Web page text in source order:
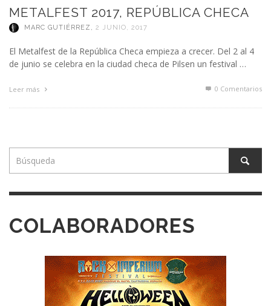
METALFEST 2017, REPÚBLICA CHECA
MARC GUTIÉRREZ , 2 JUNIO, 2017
El Metalfest de la República Checa empieza a crecer. Del 2 al 4
de junio se celebra en la ciudad checa de Pilsen un festival …
Leer más 0 Comentarios
COLABORADORES